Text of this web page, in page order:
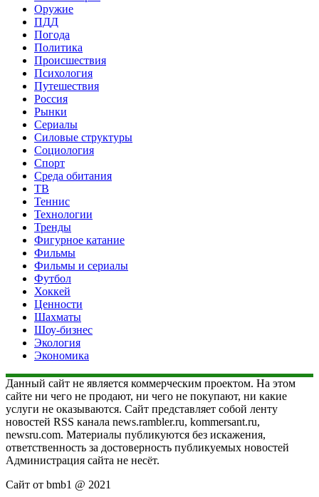
Оружие
ПДД
Погода
Политика
Происшествия
Психология
Путешествия
Россия
Рынки
Сериалы
Силовые структуры
Социология
Спорт
Среда обитания
ТВ
Теннис
Технологии
Тренды
Фигурное катание
Фильмы
Фильмы и сериалы
Футбол
Хоккей
Ценности
Шахматы
Шоу-бизнес
Экология
Экономика
Данный сайт не является коммерческим проектом. На этом
сайте ни чего не продают, ни чего не покупают, ни какие
услуги не оказываются. Сайт представляет собой ленту
новостей RSS канала news.rambler.ru, kommersant.ru,
newsru.com. Материалы публикуются без искажения,
ответственность за достоверность публикуемых новостей
Администрация сайта не несёт.
Сайт от bmb1 @ 2021